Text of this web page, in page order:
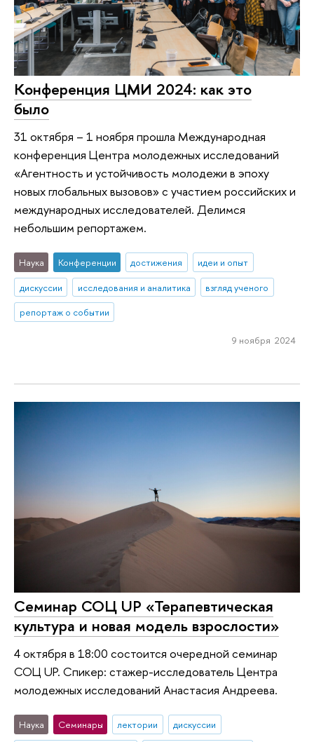
Конференция ЦМИ 2024: как это
было
31 октября – 1 ноября прошла Международная
конференция Центра молодежных исследований
«Агентность и устойчивость молодежи в эпоху
новых глобальных вызовов» с участием российских и
международных исследователей. Делимся
небольшим репортажем.
Наука Конференции достижения
идеи и опыт
дискуссии
исследования и аналитика
взгляд ученого
репортаж о событии
9 ноября 2024
Семинар СОЦ UP «Терапевтическая
культура и новая модель взрослости»
4 октября в 18:00 состоится очередной семинар
СОЦ UP. Спикер: стажер-исследователь Центра
молодежных исследований Анастасия Андреева.
Наука Семинары лектории
дискуссии